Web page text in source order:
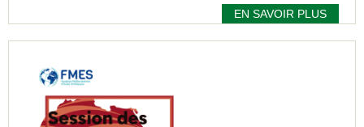
EN SAVOIR PLUS